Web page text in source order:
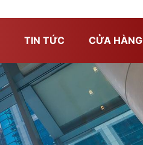
TIN TỨC CỬA HÀNG